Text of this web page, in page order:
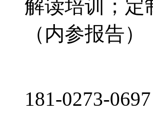
解读培训；定
（内参报告）
181-0273-0697